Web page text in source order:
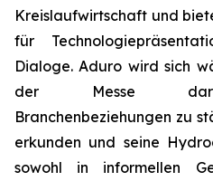
Kreislaufwirtschaft und
für
Dialoge. Aduro wird sich
der Messe
Branchenbeziehungen zu
erkunden und seine
sowohl in informellen